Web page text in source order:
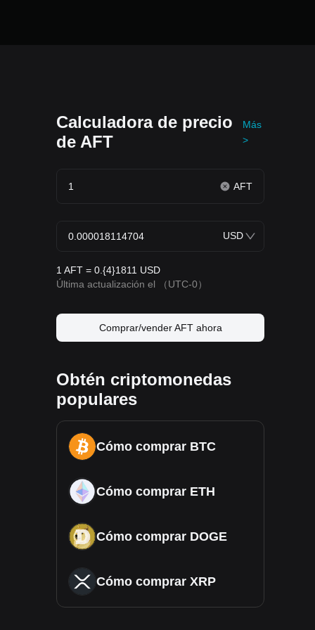
Calculadora de precio
de AFT
Más
>
AFT
USD
1 AFT = 0.{4}1811 USD
Última actualización el
（UTC-0）
Comprar/vender AFT ahora
Obtén criptomonedas
populares
Cómo comprar BTC
Cómo comprar ETH
Cómo comprar DOGE
Cómo comprar XRP